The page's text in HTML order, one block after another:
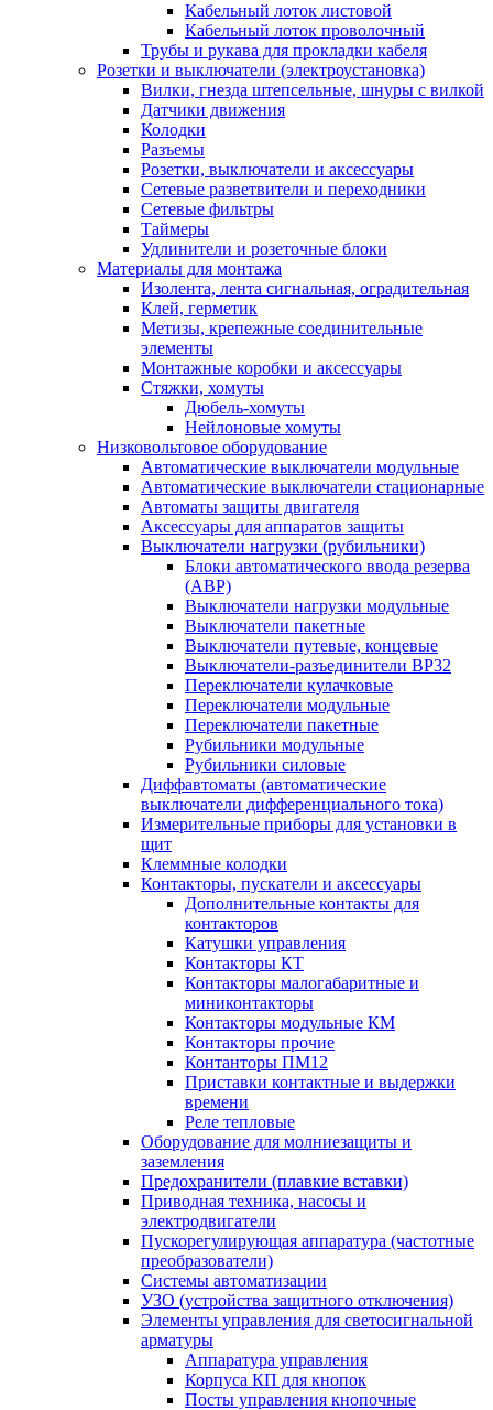
Кабельный лоток листовой
Кабельный лоток проволочный
Трубы и рукава для прокладки кабеля
Розетки и выключатели (электроустановка)
Вилки, гнезда штепсельные, шнуры с вилкой
Датчики движения
Колодки
Разъемы
Розетки, выключатели и аксессуары
Сетевые разветвители и переходники
Сетевые фильтры
Таймеры
Удлинители и розеточные блоки
Материалы для монтажа
Изолента, лента сигнальная, оградительная
Клей, герметик
Метизы, крепежные соединительные
элементы
Монтажные коробки и аксессуары
Стяжки, хомуты
Дюбель-хомуты
Нейлоновые хомуты
Низковольтовое оборудование
Автоматические выключатели модульные
Автоматические выключатели стационарные
Автоматы защиты двигателя
Аксессуары для аппаратов защиты
Выключатели нагрузки (рубильники)
Блоки автоматического ввода резерва
(АВР)
Выключатели нагрузки модульные
Выключатели пакетные
Выключатели путевые, концевые
Выключатели-разъединители ВР32
Переключатели кулачковые
Переключатели модульные
Переключатели пакетные
Рубильники модульные
Рубильники силовые
Диффавтоматы (автоматические
выключатели дифференциального тока)
Измерительные приборы для установки в
щит
Клеммные колодки
Контакторы, пускатели и аксессуары
Дополнительные контакты для
контакторов
Катушки управления
Контакторы КТ
Контакторы малогабаритные и
миниконтакторы
Контакторы модульные КМ
Контакторы прочие
Контанторы ПМ12
Приставки контактные и выдержки
времени
Реле тепловые
Оборудование для молниезащиты и
заземления
Предохранители (плавкие вставки)
Приводная техника, насосы и
электродвигатели
Пускорегулирующая аппаратура (частотные
преобразователи)
Системы автоматизации
УЗО (устройства защитного отключения)
Элементы управления для светосигнальной
арматуры
Аппаратура управления
Корпуса КП для кнопок
Посты управления кнопочные